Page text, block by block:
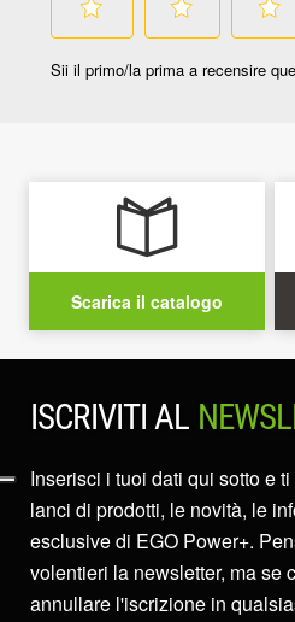
Scarica il catalogo
ISCRIVITI AL
Inserisci i tuoi dati qui sotto e
lanci di prodotti, le novità, le
esclusive di EGO Power+.
volentieri la newsletter, ma se
annullare l'iscrizione in